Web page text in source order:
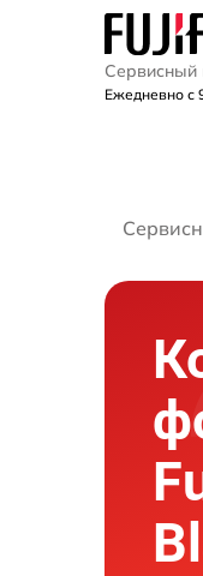
Сервисный
Ежедневно с